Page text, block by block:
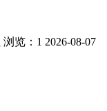
浏览：1 2026-08-07